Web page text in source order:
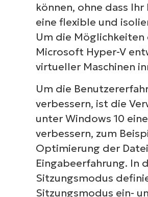
Was ist der
Wie kann man
Praktische
Häufige
Behebung
FAQs zum
Best Practices
Verwaltung des
können, ohne dass
eine flexible und
Um die Möglichkeiten
Microsoft Hyper-V
virtueller Maschinen
Um die
verbessern, ist die
unter Windows 10
verbessern, zum
Optimierung der
Eingabeerfahrung. In
Sitzungsmodus
Sitzungsmodus ein-